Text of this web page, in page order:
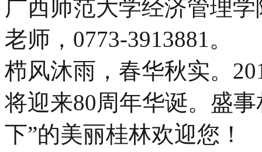
广西师范大学经济管理
老师，0773-3913881。
栉风沐雨，春华秋实。
将迎来80周年华诞。盛
下”的美丽桂林欢迎您！